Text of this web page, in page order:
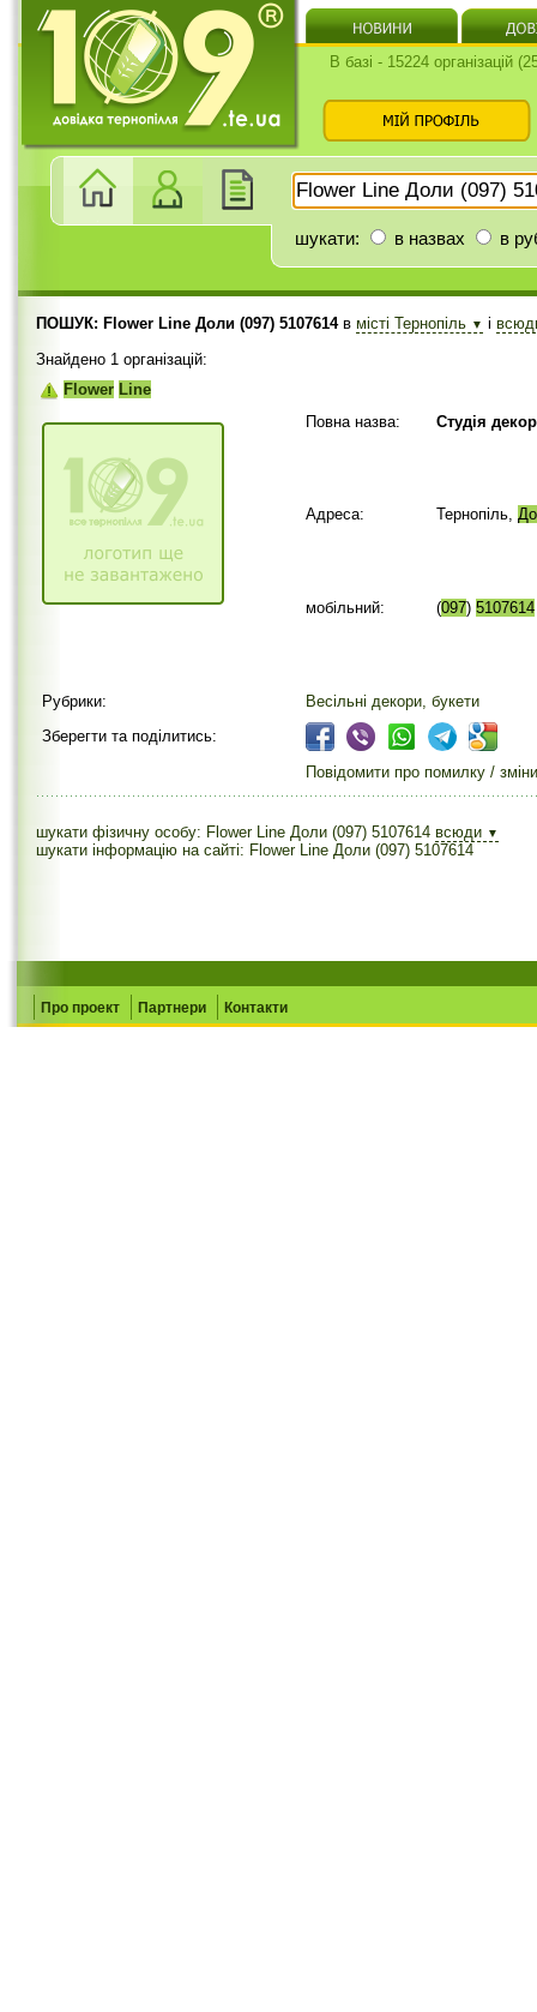
В базі - 15224 організацій
шукати: в назвах в
ПОШУК: Flower Line Доли (097) 5107614в місті Тернопіль ▼ і
Знайдено 1 організацій:
Flower Line
Повна назва:
Студія
Адреса: Тернопіль,
мобільний: (097) 5107614
Рубрики:
Весільні декори, букети
Зберегти та поділитись:
Повідомити про помилку / зміни
шукати фізичну особу: Flower Line Доли (097) 5107614 всюди ▼
шукати інформацію на сайті: Flower Line Доли (097) 5107614
Про проект Партнери Контакти